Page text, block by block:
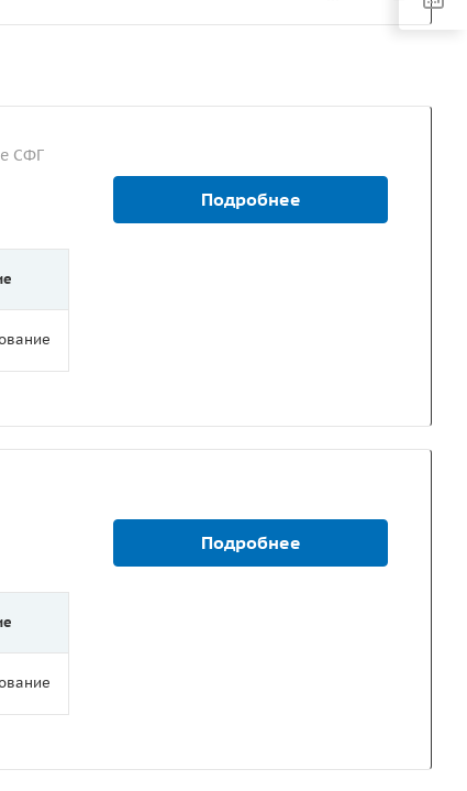
СФГ
Подробнее
Подробнее